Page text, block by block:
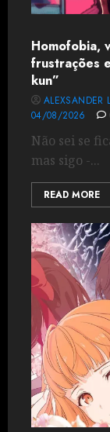
Homofobia,
frustrações
kun”
ALEXSANDER
04/08/2026
Não sei se
mas sigo -...
READ MORE